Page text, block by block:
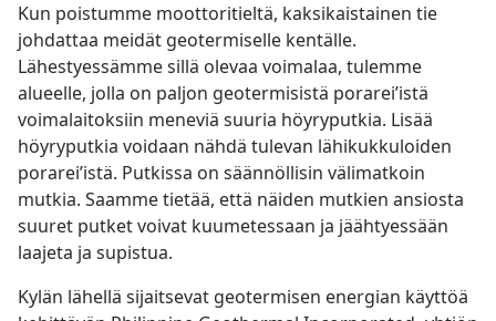
Kun poistumme moottoritieltä, kaksikaistainen tie
johdattaa meidät geotermiselle kentälle.
Lähestyessämme sillä olevaa voimalaa, tulemme
alueelle, jolla on paljon geotermisistä porarei’istä
voimalaitoksiin meneviä suuria höyryputkia. Lisää
höyryputkia voidaan nähdä tulevan lähikukkuloiden
porarei’istä. Putkissa on säännöllisin välimatkoin
mutkia. Saamme tietää, että näiden mutkien ansiosta
suuret putket voivat kuumetessaan ja jäähtyessään
laajeta ja supistua.
Kylän lähellä sijaitsevat geotermisen energian käyttöä